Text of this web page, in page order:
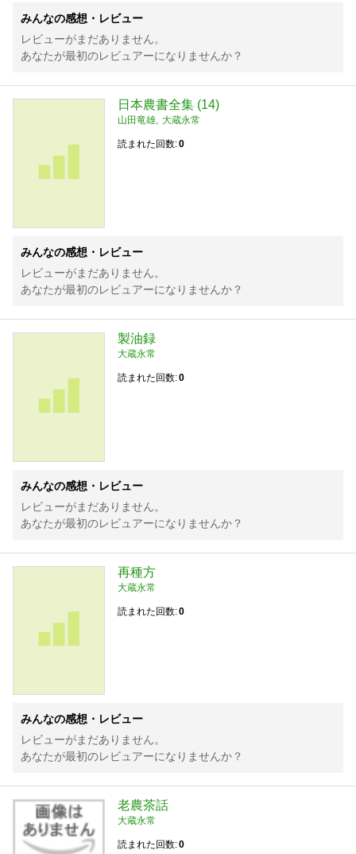
みんなの感想・レビュー
レビューがまだありません。
あなたが最初のレビュアーになりませんか？
日本農書全集 (14)
山田竜雄 大蔵永常
読まれた回数 0
みんなの感想・レビュー
レビューがまだありません。
あなたが最初のレビュアーになりませんか？
製油録
大蔵永常
読まれた回数 0
みんなの感想・レビュー
レビューがまだありません。
あなたが最初のレビュアーになりませんか？
再種方
大蔵永常
読まれた回数 0
みんなの感想・レビュー
レビューがまだありません。
あなたが最初のレビュアーになりませんか？
老農茶話
大蔵永常
読まれた回数 0